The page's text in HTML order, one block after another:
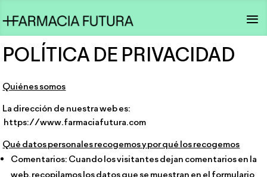
POLÍTICA DE PRIVACIDAD
Quiénes somos
La dirección de nuestra web es:
https://www.farmaciafutura.com
Qué datos personales recogemos y por qué los recogemos
Comentarios: Cuando los visitantes dejan comentarios en la
web, recopilamos los datos que se muestran en el formulario